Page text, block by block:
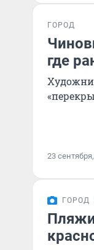
ГОРОД
где
23
ГОРОД